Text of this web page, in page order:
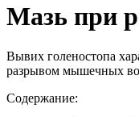
Мазь при
Вывих голеностопа
разрывом мышечных
Содержание: